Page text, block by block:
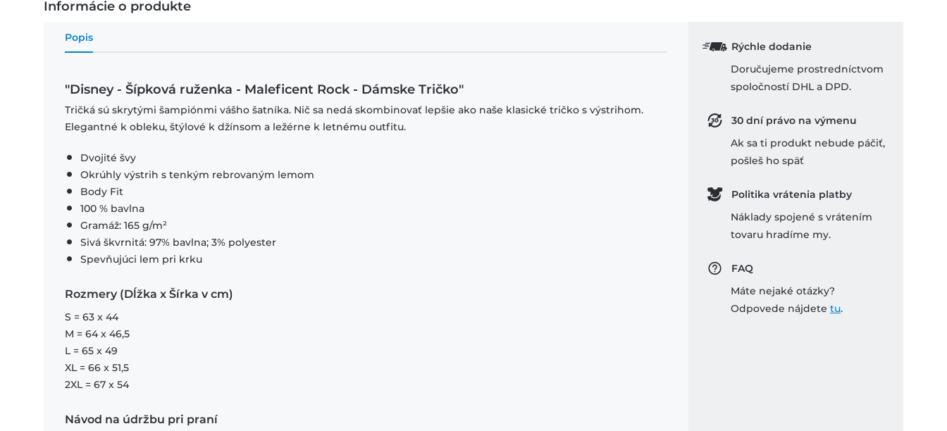
Informácie o produkte
Popis
"Disney - Šípková ruženka - Maleficent Rock - Dámske Tričko"
Tričká sú skrytými šampiónmi vášho šatníka. Nič sa nedá skombinovať lepšie ako naše klasické tričko s výstrihom.
Elegantné k obleku, štýlové k džínsom a ležérne k letnému outfitu.
Dvojité švy
Okrúhly výstrih s tenkým rebrovaným lemom
Body Fit
100 % bavlna
Gramáž: 165 g/m²
Sivá škvrnitá: 97% bavlna; 3% polyester
Spevňujúci lem pri krku
Rozmery (Dĺžka x Šírka v cm)
S = 63 x 44
M = 64 x 46,5
L = 65 x 49
XL = 66 x 51,5
2XL = 67 x 54
Návod na údržbu pri praní
Rýchle dodanie
Doručujeme prostredníctvom
spoločností DHL a DPD.
30 dní právo na výmenu
Ak sa ti produkt nebude páčiť,
pošleš ho späť
Politika vrátenia platby
Náklady spojené s vrátením
tovaru hradíme my.
FAQ
Máte nejaké otázky?
Odpovede nájdete tu.